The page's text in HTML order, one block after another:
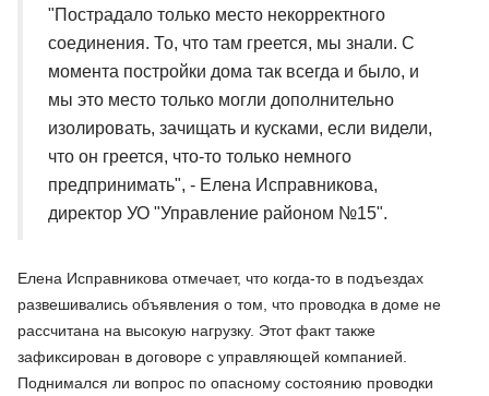
"Пострадало только место некорректного
соединения. То, что там греется, мы знали. С
момента постройки дома так всегда и было, и
мы это место только могли дополнительно
изолировать, зачищать и кусками, если видели,
что он греется, что-то только немного
предпринимать", - Елена Исправникова,
директор УО "Управление районом №15".
Елена Исправникова отмечает, что когда-то в подъездах
развешивались объявления о том, что проводка в доме не
рассчитана на высокую нагрузку. Этот факт также
зафиксирован в договоре с управляющей компанией.
Поднимался ли вопрос по опасному состоянию проводки